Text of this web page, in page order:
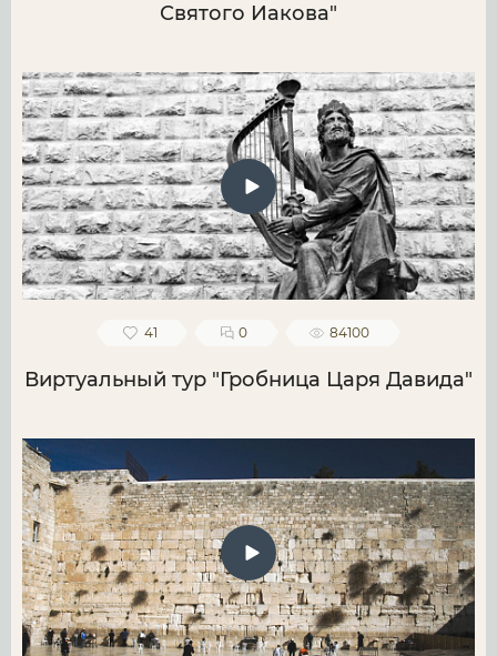
Святого Иакова"
41 0 84100
Виртуальный тур "Гробница Царя Давида"